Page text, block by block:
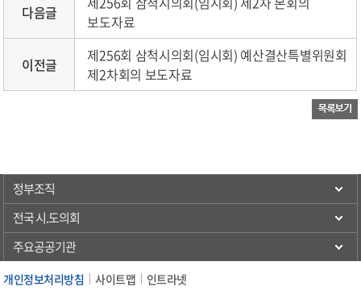
다음글
보도자료
이전글
제256회 삼척시의회(임시회) 예산결산특별위원회
제2차회의 보도자료
정부조직
전국 시.도의회
주요공공기관
개인정보처리방침 사이트맵
인트라넷